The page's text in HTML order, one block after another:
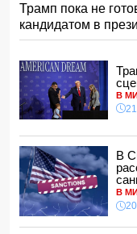
ВС РФ взяли под
области
15:00, 07.08.2026
Кинолог развеял
14:48, 07.08.2026
По делу Arzum 9999
экспертиза
ЕС ввел новые
14:34, 07.08.2026
Ужасающие
Тертерском районе
14:28, 07.08.2026
Трамп пока не
кандидатом в
В
В
В